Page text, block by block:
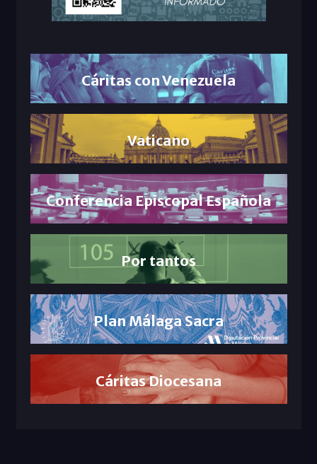
Cáritas con Venezuela
Vaticano
Conferencia Episcopal Española
Por tantos
Plan Málaga Sacra
Cáritas Diocesana